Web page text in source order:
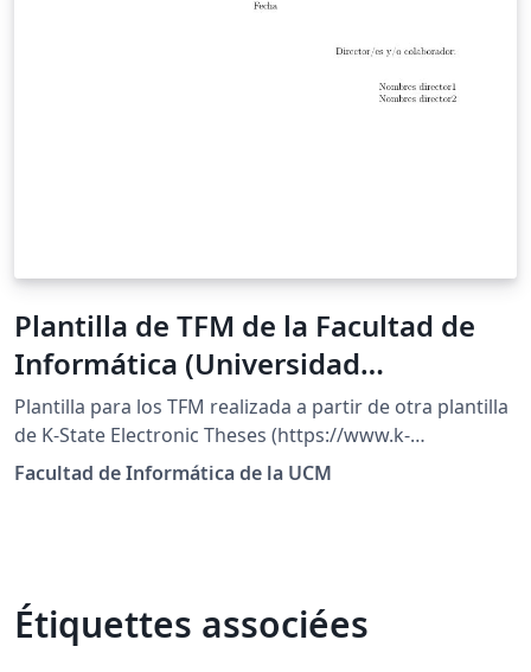
Plantilla de TFM de la Facultad de
Informática (Universidad
Complutense de Madrid)
Plantilla para los TFM realizada a partir de otra plantilla
de K-State Electronic Theses (https://www.k-
state.edu/grad/etdr/template/) Versión original
Facultad de Informática de la UCM
Étiquettes associées